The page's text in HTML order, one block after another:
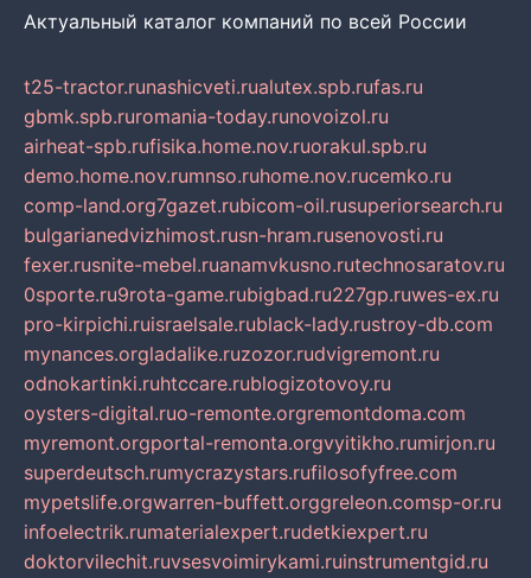
Актуальный каталог компаний по всей России
t25-tractor.runashicveti.rualutex.spb.rufas.ru
gbmk.spb.ruromania-today.runovoizol.ru
airheat-spb.rufisika.home.nov.ruorakul.spb.ru
demo.home.nov.rumnso.ruhome.nov.rucemko.ru
comp-land.org7gazet.rubicom-oil.rusuperiorsearch.ru
bulgarianedvizhimost.rusn-hram.rusenovosti.ru
fexer.rusnite-mebel.ruanamvkusno.rutechnosaratov.ru
0sporte.ru9rota-game.rubigbad.ru227gp.ruwes-ex.ru
pro-kirpichi.ruisraelsale.rublack-lady.rustroy-db.com
mynances.orgladalike.ruzozor.rudvigremont.ru
odnokartinki.ruhtccare.rublogizotovoy.ru
oysters-digital.ruo-remonte.orgremontdoma.com
myremont.orgportal-remonta.orgvyitikho.rumirjon.ru
superdeutsch.rumycrazystars.rufilosofyfree.com
mypetslife.orgwarren-buffett.orggreleon.comsp-or.ru
infoelectrik.rumaterialexpert.rudetkiexpert.ru
doktorvilechit.ruvsesvoimirykami.ruinstrumentgid.ru